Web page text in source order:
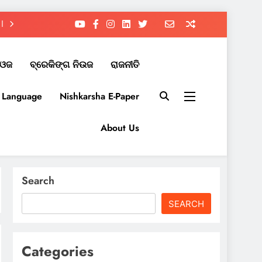
ବ୍ରେକିଙ୍ଗ ନିଉଜ ରାଜନୀତି
Nishkarsha E-Paper​
About Us
Search
SEARCH
Categories